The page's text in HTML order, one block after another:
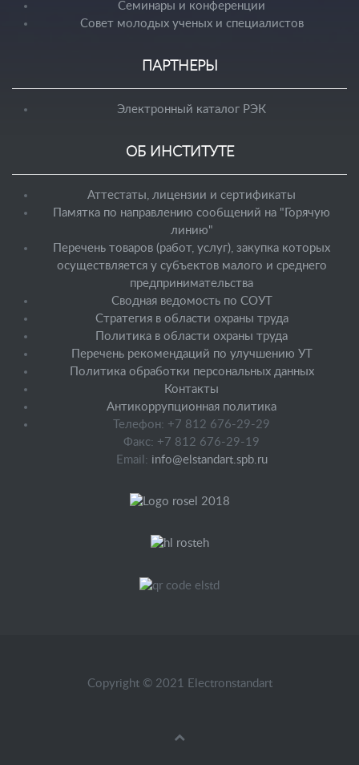
Семинары и конференции
Совет молодых ученых и специалистов
ПАРТНЕРЫ
Электронный каталог РЭК
ОБ ИНСТИТУТЕ
Аттестаты, лицензии и сертификаты
Памятка по направлению сообщений на "Горячую
линию"
Перечень товаров (работ, услуг), закупка которых
осуществляется у субъектов малого и среднего
предпринимательства
Сводная ведомость по СОУТ
Стратегия в области охраны труда
Политика в области охраны труда
Перечень рекомендаций по улучшению УТ
Политика обработки персональных данных
Контакты
Антикоррупционная политика
Телефон: +7 812 676-29-29
Факс: +7 812 676-29-19
Email: info@elstandart.spb.ru
Copyright © 2021 Electronstandart